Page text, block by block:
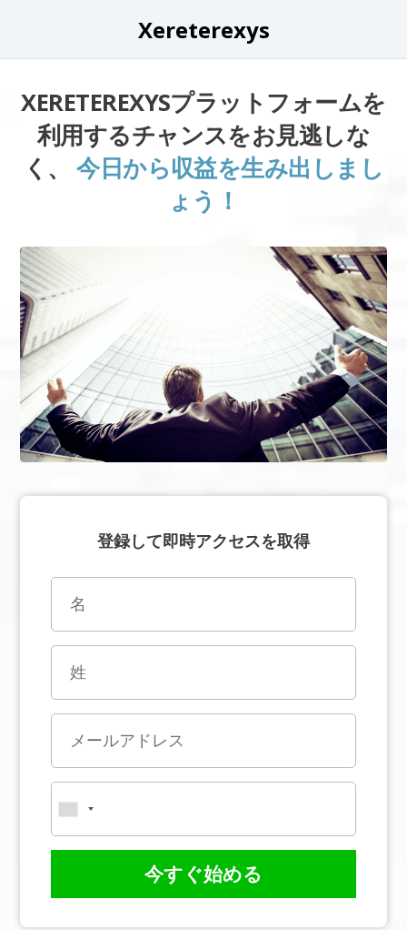
Xereterexys
XERETEREXYSプラットフォームを
利用するチャンスをお見逃しな
く、今日から収益を生み出しまし
ょう！
登録して即時アクセスを取得
今すぐ始める